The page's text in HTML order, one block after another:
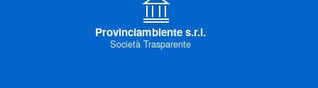
Provinciambiente s.r.l.
Società Trasparente